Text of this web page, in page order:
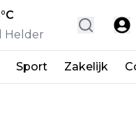
°C
Helder
Sport Zakelijk